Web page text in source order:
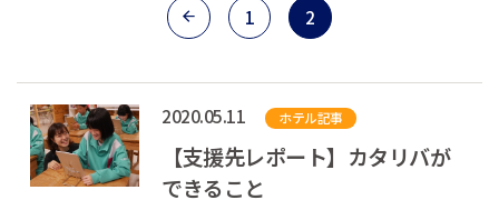
1 2
2020.05.11 ホテル記事
【支援先レポート】カタリバが
できること